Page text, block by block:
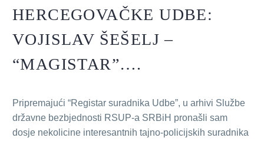
HERCEGOVAČKE UDBE:
VOJISLAV ŠEŠELJ –
“MAGISTAR”….
Pripremajući “Registar suradnika Udbe”, u arhivi Službe
državne bezbjednosti RSUP-a SRBiH pronašli sam
dosje nekolicine interesantnih tajno-policijskih suradnika